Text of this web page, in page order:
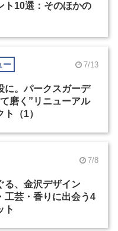
ト10選：そのほかの
ー 7/13
に。パークスガーデ
磨く”リニューアル
（1）
7/8
る、金沢デザイン
工芸・香りに出会う4
ト